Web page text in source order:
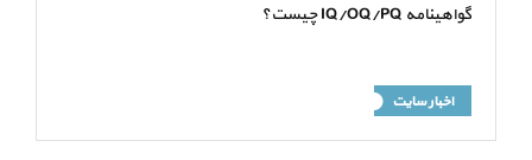
گواهینامه IQ/OQ/PQ چیست؟
اخبار سایت